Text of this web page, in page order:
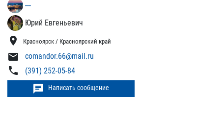
---
Юрий Евгеньевич
location_on Красноярск / Красноярский край
mail comandor.66@mail.ru
phone (391) 252-05-84
chat Написать сообщение